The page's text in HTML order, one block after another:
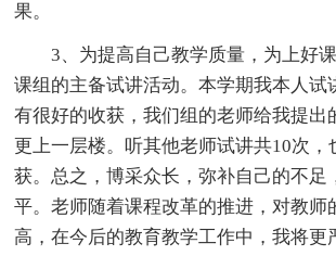
果。
3、为提高自己教学质量，为上好
课组的主备试讲活动。本学期我本人试
有很好的收获，我们组的老师给我提出
更上一层楼。听其他老师试讲共10次，
获。总之，博采众长，弥补自己的不足
平。老师随着课程改革的推进，对教师
高，在今后的教育教学工作中，我将更